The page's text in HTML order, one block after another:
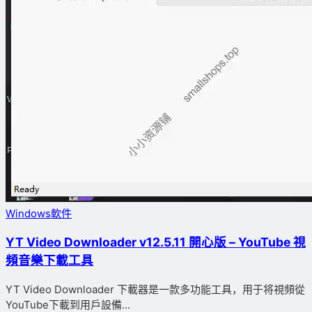
Windows軟件
YT Video Downloader v12.5.11 開心版 – YouTube 視
頻音樂下載工具
YT Video Downloader 下載器是一款多功能工具，用于将視頻從
YouTube下載到用戶設備...